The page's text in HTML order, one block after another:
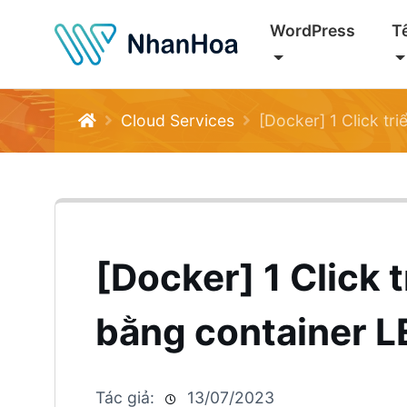
WordPress
Cloud Services [Docker] 1 Click
[Docker] 1 Click
bằng container
Tác giả: 13/07/2023